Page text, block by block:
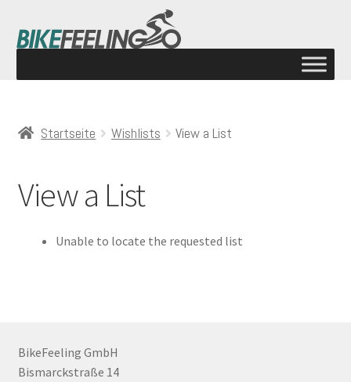
Startseite Wishlists View a List
View a List
Unable to locate the requested list
BikeFeeling GmbH
Bismarckstraße 14